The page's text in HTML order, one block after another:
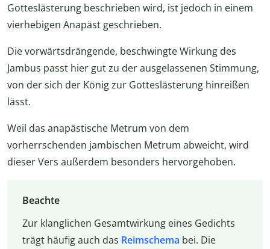
Gotteslästerung beschrieben wird, ist jedoch in einem
vierhebigen Anapäst geschrieben.
Die vorwärtsdrängende, beschwingte Wirkung des
Jambus passt hier gut zu der ausgelassenen Stimmung,
von der sich der König zur Gotteslästerung hinreißen
lässt.
Weil das anapästische Metrum von dem
vorherrschenden jambischen Metrum abweicht, wird
dieser Vers außerdem besonders hervorgehoben.
Beachte
Zur klanglichen Gesamtwirkung eines Gedichts
trägt häufig auch das Reimschema bei. Die